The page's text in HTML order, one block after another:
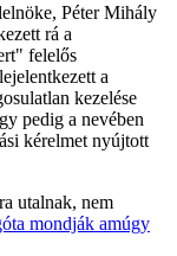
Péter Mihály
rá a
felelős
a
kezelése
pedig a nevében
kérelmet nyújtott
utalnak, nem
mondják amúgy